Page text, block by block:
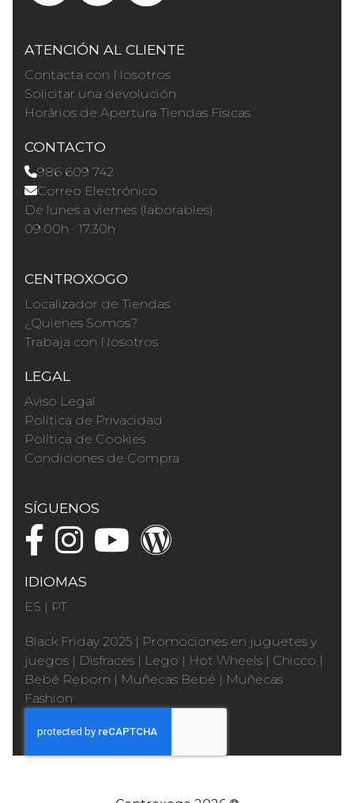
ATENCIÓN AL CLIENTE
Contacta con Nosotros
Solicitar una devolución
Horários de Apertura Tiendas Físicas
CONTACTO
986 609 742
Correo Electrónico
De lunes a viernes (laborables)
09.00h · 17.30h
CENTROXOGO
Localizador de Tiendas
¿Quienes Somos?
Trabaja con Nosotros
LEGAL
Aviso Legal
Política de Privacidad
Política de Cookies
Condiciones de Compra
SÍGUENOS
IDIOMAS
ES | PT
Black Friday 2025 | Promociones en juguetes y
juegos | Disfraces | Lego | Hot Wheels | Chicco |
Bebé Reborn | Muñecas Bebé | Muñecas
Fashion